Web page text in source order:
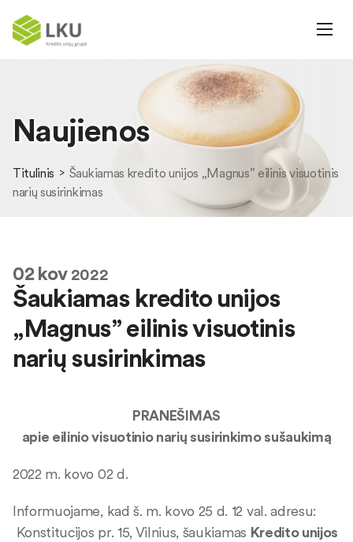
Naujienos
Titulinis
Šaukiamas kredito unijos „Magnus” eilinis visuotinis
narių susirinkimas
02kov2022
Šaukiamas kredito unijos
„Magnus” eilinis visuotinis
narių susirinkimas
PRANEŠIMAS
apie eilinio visuotinio narių susirinkimo sušaukimą
2022 m. kovo 02 d.
Informuojame, kad š. m. kovo 25 d. 12 val. adresu:
Konstitucijos pr. 15, Vilnius, šaukiamas Kredito unijos